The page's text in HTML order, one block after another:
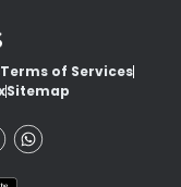
Terms of Services
Sitemap